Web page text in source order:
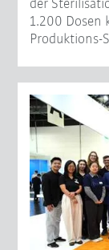
der
1.200 Dosen
Produktions-